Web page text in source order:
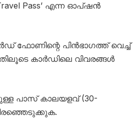
Pass’ എന്ന ഓപ്ഷൻ
ഫോണിന്റെ പിൻഭാഗത്ത് വെച്ച്
കാർഡിലെ വിവരങ്ങൾ
പാസ് കാലയളവ് (30-